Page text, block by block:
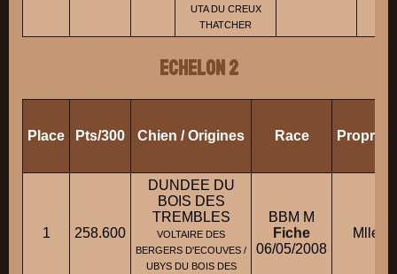
UTA DU CREUX
THATCHER
ECHELON 2
Place Pts/300 Chien / Origines Race
1 258.600
DUNDEE DU
BOIS DES
TREMBLES
VOLTAIRE DES
BERGERS D'ECOUVES /
UBYS DU BOIS DES
BBM M
Fiche
06/05/2008
Mlle